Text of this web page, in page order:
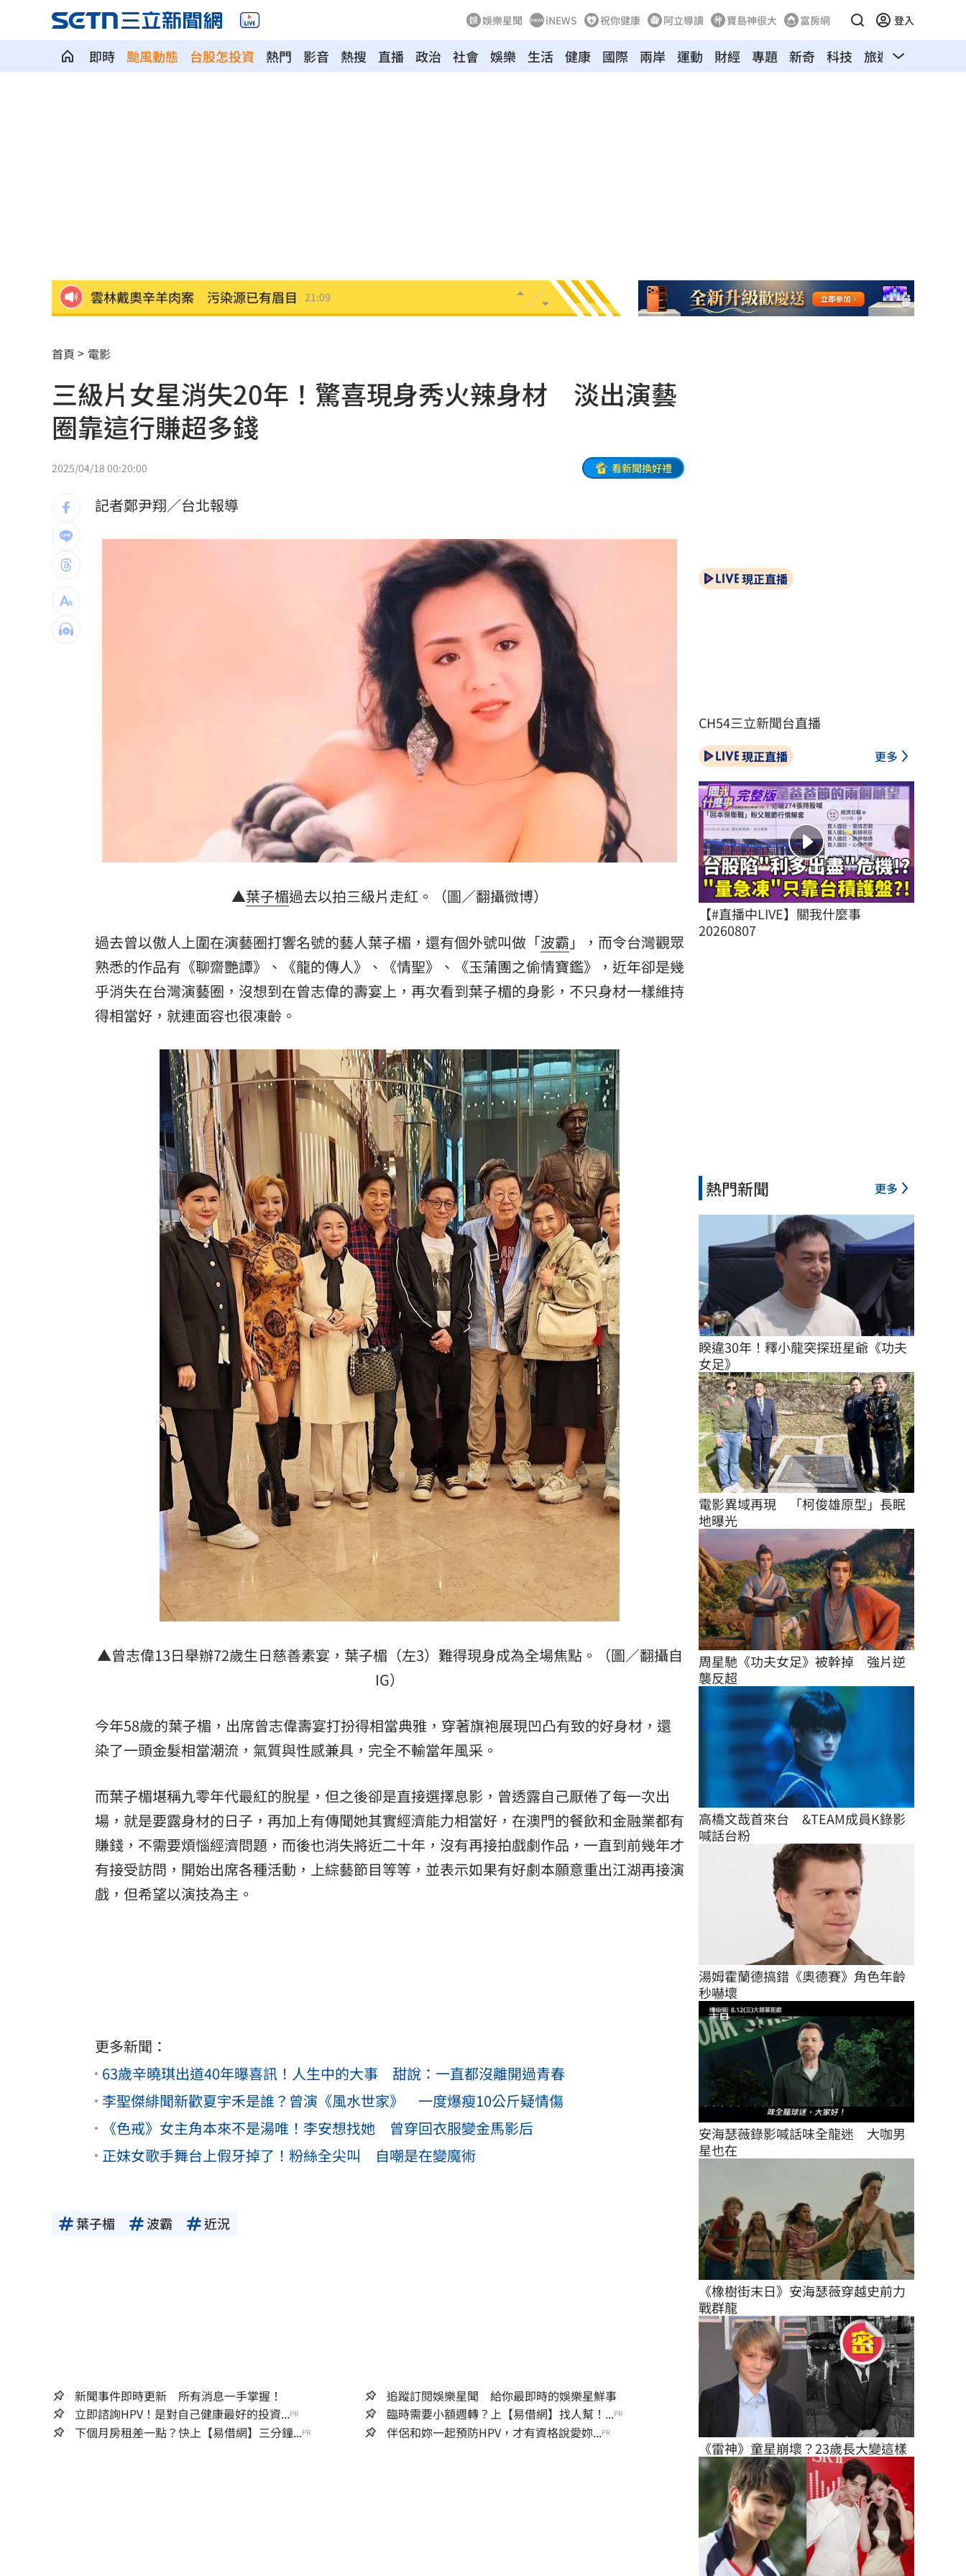
娛樂星聞 iNEWS 祝你健康 阿立導讀 寶島神很大 富房網 登入
即時 颱風動態 台股怎投資 熱門 影音 熱搜 直播 政治 社會 娛樂 生活 健康 國際 兩岸 運動 財經 專題 新奇 科技 旅遊 汽車
雲林戴奧辛羊肉案 污染源已有眉目 21:09
運發中心官網與品牌識別標誌 重磅啟用
揭家族故事 沈伯洋：我阿嬤是越南新住民 21:01
熟齡經濟藍海！中信金佈局「3大」策略
出國注意！桃機「這時」調整航班恐有延誤
獨／文博會爆爭議 假買家真代購引怒火
20:40
20:40
20:37
20:35
獨／訂日本餐廳爽約 他遭簡訊討一萬日幣
15:27
三立iNEWS新聞台線上直播 18:00
商場戰國來臨 台中「頂奢大道」逐漸成形 12:00
「拍片人的多重宇宙」職涯論壇9/12登場！ 10:30
8國球員齊聚高雄 Formosa 7s掀足球熱潮 10:00
理想混蛋號召粉絲跨海追星吃美食！
首頁 電影
三級片女星消失20年！驚喜現身秀火辣身材 淡出演藝
圈靠這行賺超多錢
2025/04/18 00:20:00 看新聞換好禮
記者鄭尹翔／台北報導
▲葉子楣過去以拍三級片走紅。（圖／翻攝微博）
過去曾以傲人上圍在演藝圈打響名號的藝人葉子楣，還有個外號叫做「波霸 」，而令台灣觀眾
熟悉的作品有《聊齋艷譚》、《龍的傳人》、《情聖》、《玉蒲團之偷情寶鑑》，近年卻是幾
乎消失在台灣演藝圈，沒想到在曾志偉的壽宴上，再次看到葉子楣的身影，不只身材一樣維持
得相當好，就連面容也很凍齡。
▲曾志偉13日舉辦72歲生日慈善素宴，葉子楣（左3）難得現身成為全場焦點。（圖／翻攝自
IG）
今年58歲的葉子楣，出席曾志偉壽宴打扮得相當典雅，穿著旗袍展現凹凸有致的好身材，還
染了一頭金髮相當潮流，氣質與性感兼具，完全不輸當年風采。
而葉子楣堪稱九零年代最紅的脫星，但之後卻是直接選擇息影，曾透露自己厭倦了每一次出
場，就是要露身材的日子，再加上有傳聞她其實經濟能力相當好，在澳門的餐飲和金融業都有
賺錢，不需要煩惱經濟問題，而後也消失將近二十年，沒有再接拍戲劇作品，一直到前幾年才
有接受訪問，開始出席各種活動，上綜藝節目等等，並表示如果有好劇本願意重出江湖再接演
戲，但希望以演技為主。
更多新聞：
63歲辛曉琪出道40年曝喜訊！人生中的大事 甜說：一直都沒離開過青春
李聖傑緋聞新歡夏宇禾是誰？曾演《風水世家》 一度爆瘦10公斤疑情傷
《色戒》女主角本來不是湯唯！李安想找她 曾穿回衣服變金馬影后
正妹女歌手舞台上假牙掉了！粉絲全尖叫 自嘲是在變魔術
葉子楣 波霸 近況
新聞事件即時更新 所有消息一手掌握！
追蹤訂閱娛樂星聞 給你最即時的娛樂星鮮事
立即諮詢HPV！是對自己健康最好的投資...PR 臨時需要小額週轉？上【易借網】找人幫！...PR
下個月房租差一點？快上【易借網】三分鐘...PR 伴侶和妳一起預防HPV，才有資格說愛妳...PR
現正直播
CH54三立新聞台直播
現正直播 更多
【#直播中LIVE】關我什麼事
20260807
熱門新聞 更多
睽違30年！釋小龍突探班星爺《功夫
女足》
電影異域再現　「柯俊雄原型」長眠
地曝光
周星馳《功夫女足》被幹掉　強片逆
襲反超
高橋文哉首來台　&TEAM成員K錄影
喊話台粉
湯姆霍蘭德搞錯《奧德賽》角色年齡
秒嚇壞
安海瑟薇錄影喊話味全龍迷　大咖男
星也在
《橡樹街末日》安海瑟薇穿越史前力
戰群龍
《雷神》童星崩壞？23歲長大變這樣